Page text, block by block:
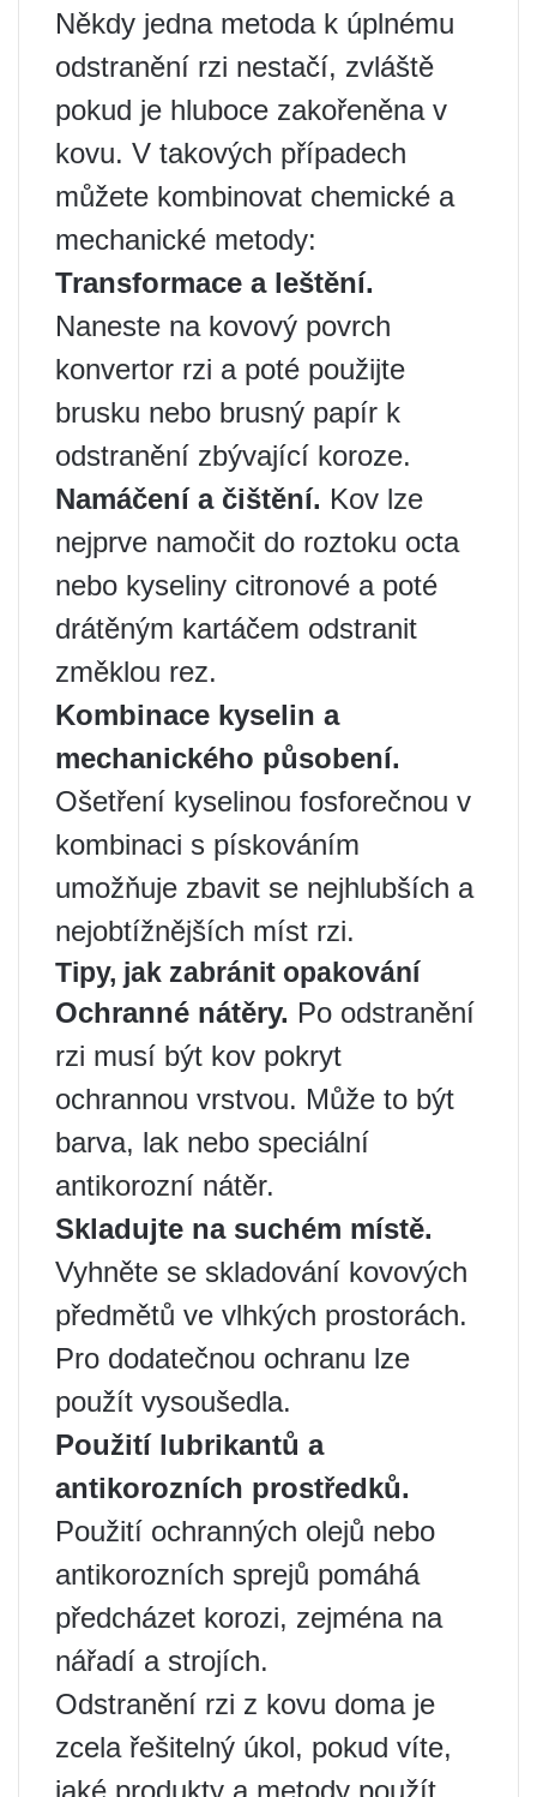
Někdy jedna metoda k úplnému
odstranění rzi nestačí, zvláště
pokud je hluboce zakořeněna v
kovu. V takových případech
můžete kombinovat chemické a
mechanické metody:
Transformace a leštění.
Naneste na kovový povrch
konvertor rzi a poté použijte
brusku nebo brusný papír k
odstranění zbývající koroze.
Namáčení a čištění. Kov lze
nejprve namočit do roztoku octa
nebo kyseliny citronové a poté
drátěným kartáčem odstranit
změklou rez.
Kombinace kyselin a
mechanického působení.
Ošetření kyselinou fosforečnou v
kombinaci s pískováním
umožňuje zbavit se nejhlubších a
nejobtížnějších míst rzi.
Tipy, jak zabránit opakování
Ochranné nátěry. Po odstranění
rzi musí být kov pokryt
ochrannou vrstvou. Může to být
barva, lak nebo speciální
antikorozní nátěr.
Skladujte na suchém místě.
Vyhněte se skladování kovových
předmětů ve vlhkých prostorách.
Pro dodatečnou ochranu lze
použít vysoušedla.
Použití lubrikantů a
antikorozních prostředků.
Použití ochranných olejů nebo
antikorozních sprejů pomáhá
předcházet korozi, zejména na
nářadí a strojích.
Odstranění rzi z kovu doma je
zcela řešitelný úkol, pokud víte,
jaké produkty a metody použít.